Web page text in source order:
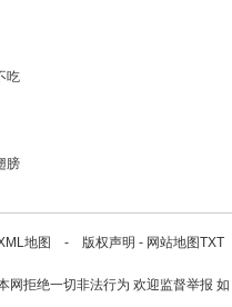
吃
膀
地图 - 版权声明 - 网站地图TXT
网拒绝一切非法行为 欢迎监督举报 如